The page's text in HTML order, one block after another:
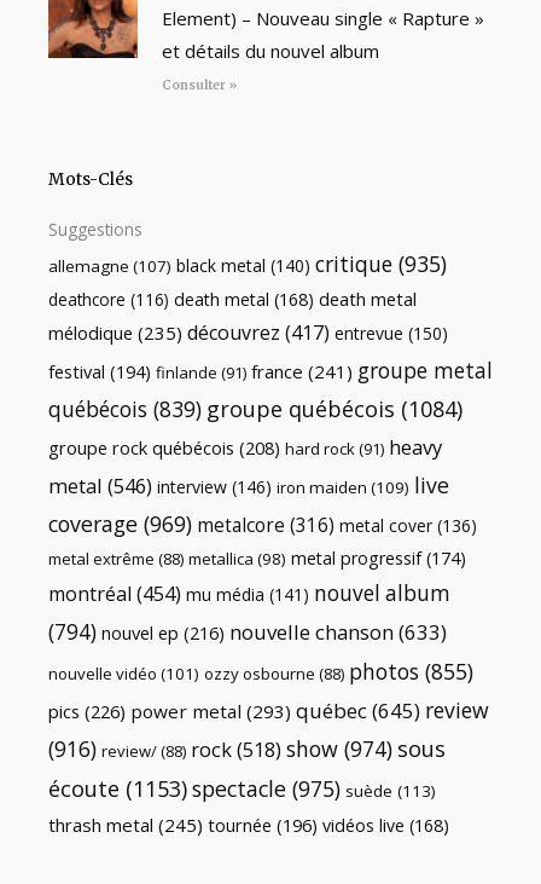
Element) – Nouveau single « Rapture »
et détails du nouvel album
Consulter »
Mots-Clés
Suggestions
allemagne (107) black metal (140) critique (935)
deathcore (116) death metal (168) death metal
mélodique (235) découvrez (417) entrevue (150)
festival (194) finlande (91) france (241) groupe metal
québécois (839) groupe québécois (1084)
groupe rock québécois (208) hard rock(91) heavy
metal (546) interview (146) iron maiden (109) live
coverage (969) metalcore (316) metal cover (136)
metal extrême (88) metallica (98) metal progressif(174)
montréal (454) mu média (141) nouvel album
(794) nouvel ep (216) nouvelle chanson(633)
nouvelle vidéo (101) ozzy osbourne (88) photos (855)
pics (226) power metal (293) québec(645) review
(916) review/(88) rock(518) show (974) sous
écoute (1153)spectacle (975) suède (113)
thrash metal (245) tournée (196) vidéos live (168)